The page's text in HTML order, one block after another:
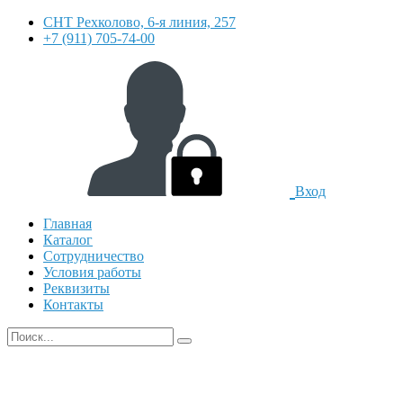
СНТ Рехколово, 6-я линия, 257
+7 (911) 705-74-00
Вход
Главная
Каталог
Сотрудничество
Условия работы
Реквизиты
Контакты